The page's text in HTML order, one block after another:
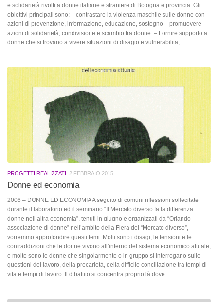
e solidarietà rivolti a donne italiane e straniere di Bologna e provincia. Gli
obiettivi principali sono: – contrastare la violenza maschile sulle donne con
azioni di prevenzione, informazione, educazione, sostegno – promuovere
azioni di solidarietà, condivisione e scambio fra donne. – Fornire supporto a
donne che si trovano a vivere situazioni di disagio e vulnerabilità,...
PROGETTI REALIZZATI 2 FEBBRAIO 2015
Donne ed economia
2006 – DONNE ED ECONOMIA A seguito di comuni riflessioni sollecitate
durante il laboratorio ed il seminario “Il Mercato diverso fa la differenza:
donne nell’altra economia”, tenuti in giugno e organizzati da “Orlando
associazione di donne” nell’ambito della Fiera del “Mercato diverso”,
vorremmo approfondire questi temi. Molti sono i disagi, le tensioni e le
contraddizioni che le donne vivono all’interno del sistema economico attuale,
e molte sono le donne che singolarmente o in gruppo si interrogano sulle
questioni del lavoro, della precarietà, della difficile conciliazione tra tempi di
vita e tempi di lavoro. Il dibattito si concentra proprio là dove...